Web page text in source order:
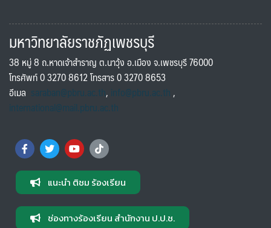
มหาวิทยาลัยราชภัฏเพชรบุรี
38 หมู่ 8 ถ.หาดเจ้าสำราญ ต.นาวุ้ง อ.เมือง จ.เพชรบุรี 76000
โทรศัพท์ 0 3270 8612 โทรสาร 0 3270 8653
อีเมล saraban@pbru.ac.th, info@pbru.ac.th,
international@mail.pbru.ac.th
แนะนำ ติชม ร้องเรียน
ช่องทางร้องเรียน สำนักงาน ป.ป.ช.